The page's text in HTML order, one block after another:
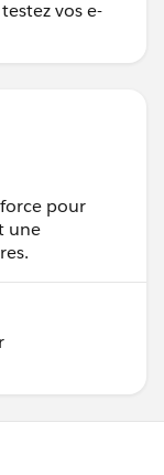
vos e-
pour
une